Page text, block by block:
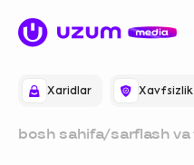
Xaridlar Xavfsizlik
bosh sahifa/sarflash